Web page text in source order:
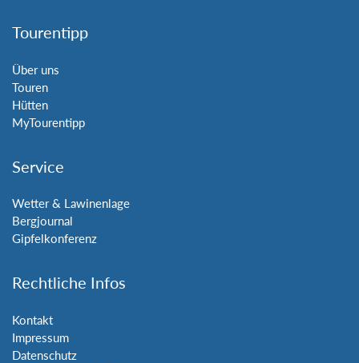
Tourentipp
Über uns
Touren
Hütten
MyTourentipp
Service
Wetter & Lawinenlage
Bergjournal
Gipfelkonferenz
Rechtliche Infos
Kontakt
Impressum
Datenschutz